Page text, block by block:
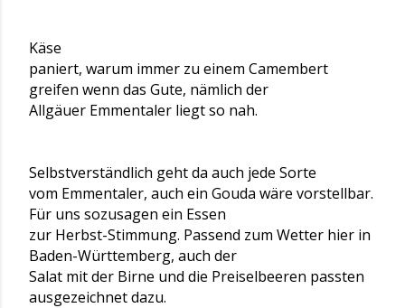
Käse
paniert, warum immer zu einem Camembert
greifen wenn das Gute, nämlich der
Allgäuer Emmentaler liegt so nah.
Selbstverständlich geht da auch jede Sorte
vom Emmentaler, auch ein Gouda wäre vorstellbar.
Für uns sozusagen ein Essen
zur Herbst-Stimmung. Passend zum Wetter hier in
Baden-Württemberg, auch der
Salat mit der Birne und die Preiselbeeren passten
ausgezeichnet dazu.